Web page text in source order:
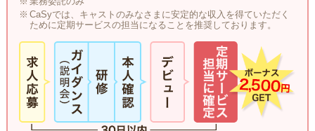
CaSyでは、キャストのみなさまに安定的な収入を得ていただく
ために定期サービスの担当になることを推奨しております。